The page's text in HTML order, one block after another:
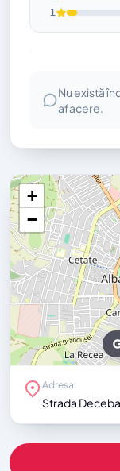
1
Nu există
afacere.
+
−
Adresa:
Strada